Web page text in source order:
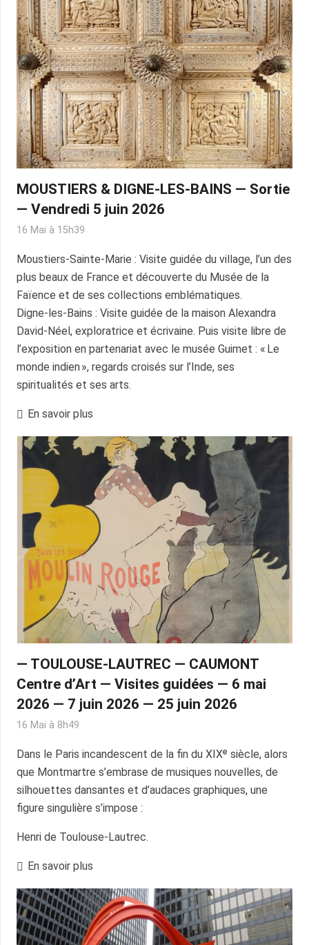
MOUSTIERS & DIGNE-LES-BAINS — Sortie
— Vendredi 5 juin 2026
16 Mai à 15h39
Moustiers-Sainte-Marie : Visite guidée du village, l’un des
plus beaux de France et découverte du Musée de la
Faïence et de ses collections emblématiques.
Digne-les-Bains : Visite guidée de la maison Alexandra
David-Néel, exploratrice et écrivaine. Puis visite libre de
l’exposition en partenariat avec le musée Guimet : « Le
monde indien », regards croisés sur l’Inde, ses
spiritualités et ses arts.
En savoir plus
— TOULOUSE-LAUTREC — CAUMONT
Centre d’Art — Visites guidées — 6 mai
2026 — 7 juin 2026 — 25 juin 2026
16 Mai à 8h49
Dans le Paris incandescent de la fin du XIXᵉ siècle, alors
que Montmartre s’embrase de musiques nouvelles, de
silhouettes dansantes et d’audaces graphiques, une
figure singulière s’impose :
Henri de Toulouse-Lautrec.
En savoir plus